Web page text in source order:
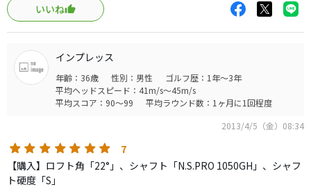
が・・・
アイアンの練習が何より楽しくなりました。コースでも縦
の距離が合うようになり、たまに出るベタピンがたまりま
せん。
いいね
インプレッス
年齢：36歳 性別：男性
ゴルフ歴：1年～3年
平均ヘッドスピード：41m/s～45m/s
平均スコア：90～99
平均ラウンド数：1ヶ月に1回程度
2013/4/5（金）08:34
7
【購入】ロフト角「22°」、シャフト「N.S.PRO 1050GH」、シャフ
ト硬度「S」